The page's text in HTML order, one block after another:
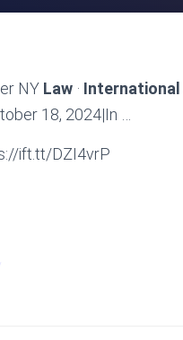
NY Law · International
18, 2024|In …
ift.tt/DZI4vrP